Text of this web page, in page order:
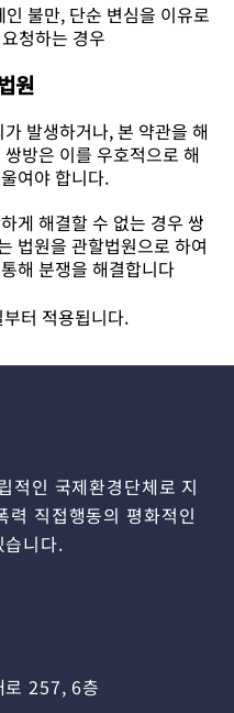
불만, 단순 변심을 이유로
청하는 경우
원
발생하거나, 본 약관을 해
방은 이를 우호적으로 해
여야 합니다.
게 해결할 수 없는 경우 쌍
법원을 관할법원으로 하여
해 분쟁을 해결합니다
터 적용됩니다.
적인 국제환경단체로 지
력 직접행동의 평화적인
니다.
로 257, 6층